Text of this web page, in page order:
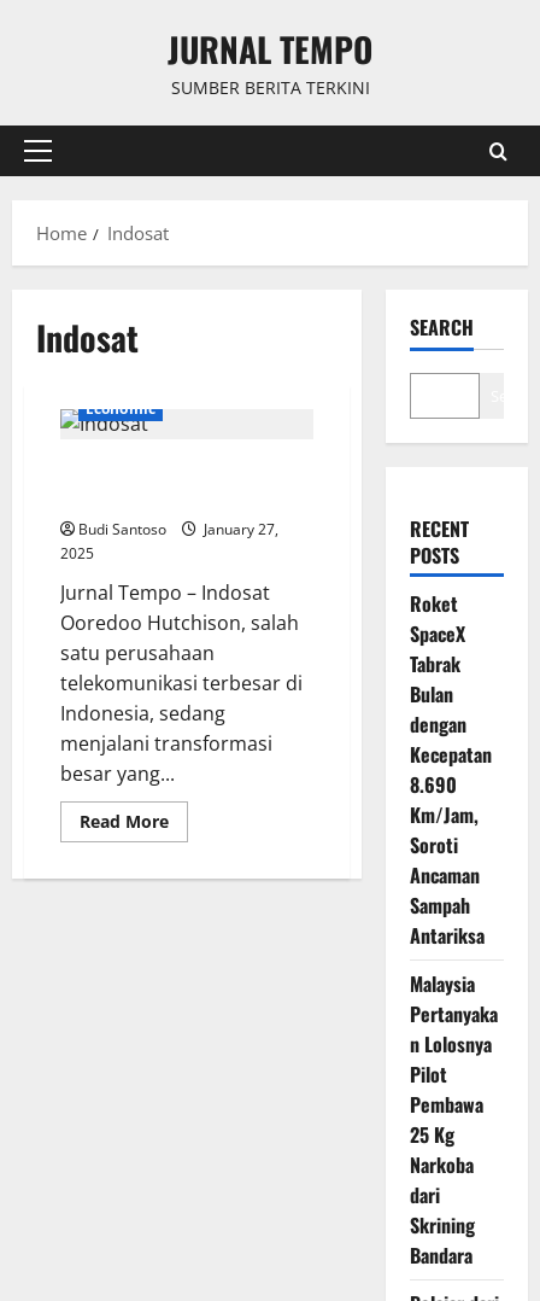
JURNAL TEMPO
SUMBER BERITA TERKINI
Primary
Home
Indosat
Indosat
Economic
Budi Santoso
January 27,
2025
Jurnal Tempo – Indosat
Ooredoo Hutchison, salah
satu perusahaan
telekomunikasi terbesar di
Indonesia, sedang
menjalani transformasi
besar yang...
Read MoreRead
more
Digital
SEARCH
RECENT
POSTS
Roket
SpaceX
Tabrak
Bulan
dengan
Kecepatan
8.690
Km/Jam,
Soroti
Ancaman
Sampah
Antariksa
Malaysia
Pertanyaka
n Lolosnya
Pilot
Pembawa
25 Kg
Narkoba
dari
Skrining
Bandara